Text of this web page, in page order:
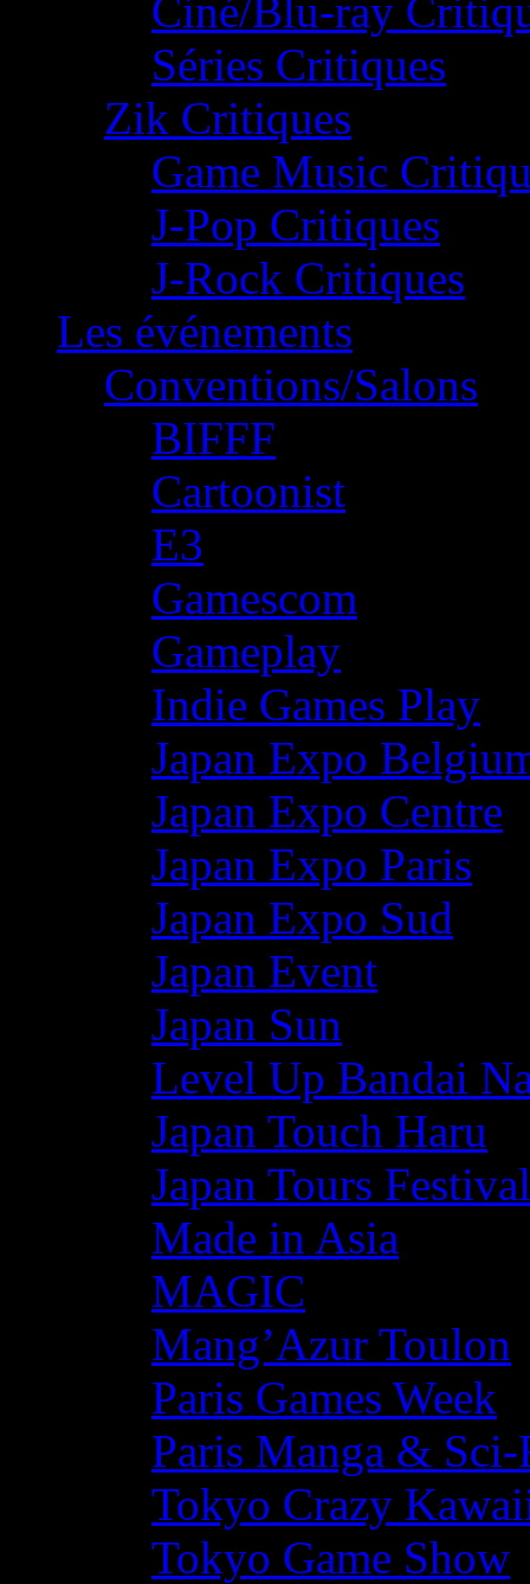
Ciné/Blu-ray
Séries Critiques
Zik Critiques
Game Music
J-Pop Critiques
J-Rock Critiques
Les événements
Conventions/Salons
BIFFF
Cartoonist
E3
Gamescom
Gameplay
Indie Games Play
Japan Expo
Japan Expo Centre
Japan Expo Paris
Japan Expo Sud
Japan Event
Japan Sun
Level Up Bandai
Japan Touch Haru
Japan Tours Festival
Made in Asia
MAGIC
Mang’Azur Toulon
Paris Games Week
Paris Manga &
Tokyo Crazy
Tokyo Game Show